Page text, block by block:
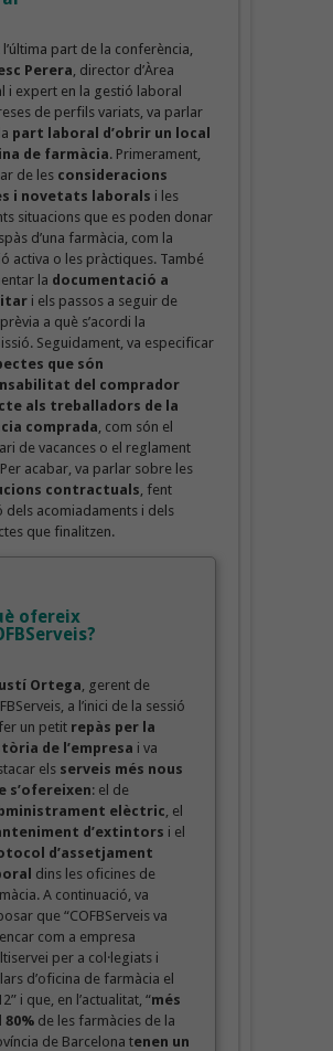
part de la conferència,
Perera , director d’Àrea
i expert en la gestió laboral
de perfils variats, va parlar
part laboral d’obrir un local
de farmàcia. Primerament,
de les consideracions
i novetats laborals i les
situacions que es poden donar
d’una farmàcia, com la
activa o les pràctiques. També
la documentació a
i els passos a seguir de
a què s’acordi la
Seguidament, va especificar
que són
del comprador
als treballadors de la
comprada , com són el
de vacances o el reglament
acabar, va parlar sobre les
contractuals , fent
dels acomiadaments i dels
que finalitzen.
ofereix
Ortega , gerent de
a l’inici de la sessió
un petit repàs per la
de l’empresa i va
els serveis més nous
s’ofereixen: el de
elèctric , el
d’extintors i el
d’assetjament
dins les oficines de
A continuació, va
que “COFBServeis va
com a empresa
per a col·legiats i
d’oficina de farmàcia el
i que, en l’actualitat, “més
80%de les farmàcies de la
de Barcelona tenen un